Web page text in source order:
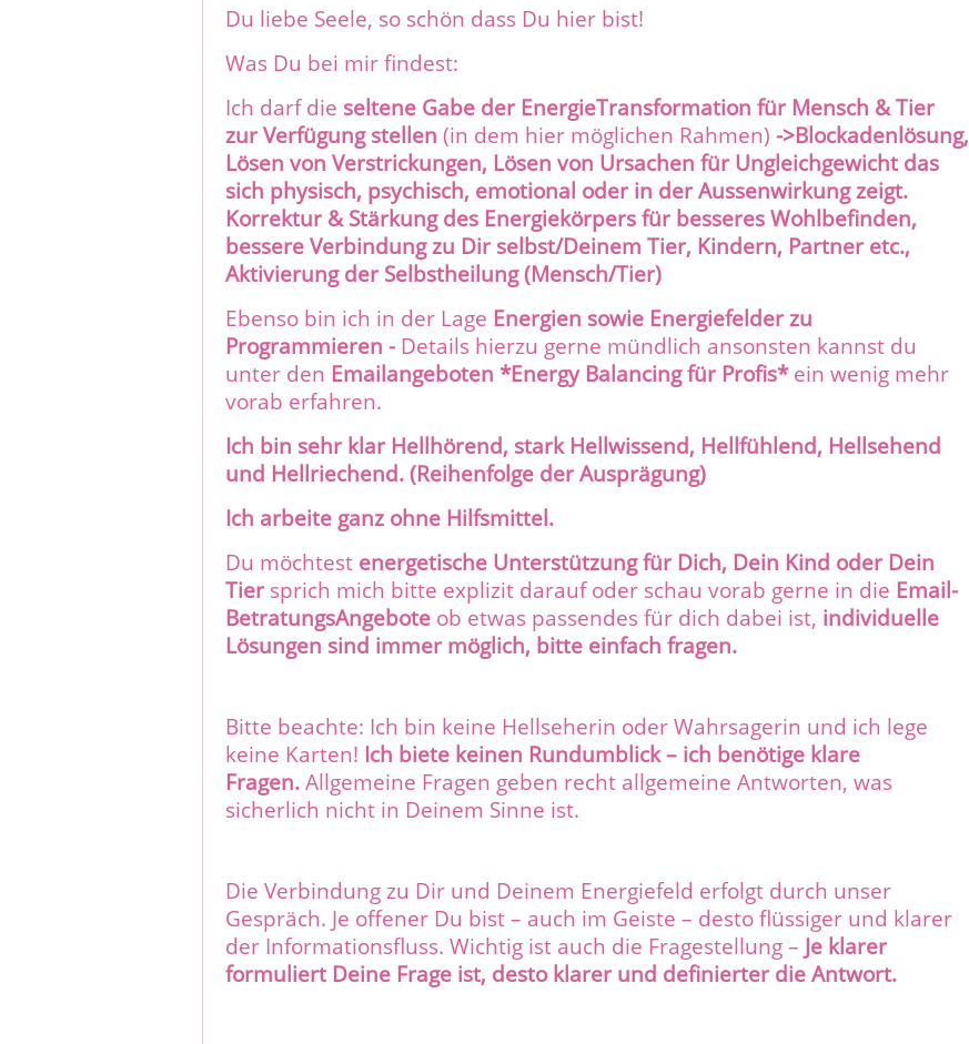
Du liebe Seele, so schön dass Du hier bist!
Was Du bei mir findest:
Ich darf die seltene Gabe der EnergieTransformation für Mensch & Tier
zur Verfügung stellen (in dem hier möglichen Rahmen) ->Blockadenlösung,
Lösen von Verstrickungen, Lösen von Ursachen für Ungleichgewicht das
sich physisch, psychisch, emotional oder in der Aussenwirkung zeigt.
Korrektur & Stärkung des Energiekörpers für besseres Wohlbefinden,
bessere Verbindung zu Dir selbst/Deinem Tier, Kindern, Partner etc.,
Aktivierung der Selbstheilung (Mensch/Tier)
Ebenso bin ich in der Lage Energien sowie Energiefelder zu
Programmieren - Details hierzu gerne mündlich ansonsten kannst du
unter den Emailangeboten *Energy Balancing für Profis* ein wenig mehr
vorab erfahren.
Ich bin sehr klar Hellhörend, stark Hellwissend, Hellfühlend, Hellsehend
und Hellriechend. (Reihenfolge der Ausprägung)
Ich arbeite ganz ohne Hilfsmittel.
Du möchtest energetische Unterstützung für Dich, Dein Kind oder Dein
Tier sprich mich bitte explizit darauf oder schau vorab gerne in die Email-
BetratungsAngebote ob etwas passendes für dich dabei ist, individuelle
Lösungen sind immer möglich, bitte einfach fragen.
Bitte beachte: Ich bin keine Hellseherin oder Wahrsagerin und ich lege
keine Karten! Ich biete keinen Rundumblick – ich benötige klare
Fragen. Allgemeine Fragen geben recht allgemeine Antworten, was
sicherlich nicht in Deinem Sinne ist.
Die Verbindung zu Dir und Deinem Energiefeld erfolgt durch unser
Gespräch. Je offener Du bist – auch im Geiste – desto flüssiger und klarer
der Informationsfluss. Wichtig ist auch die Fragestellung – Je klarer
formuliert Deine Frage ist, desto klarer und definierter die Antwort.